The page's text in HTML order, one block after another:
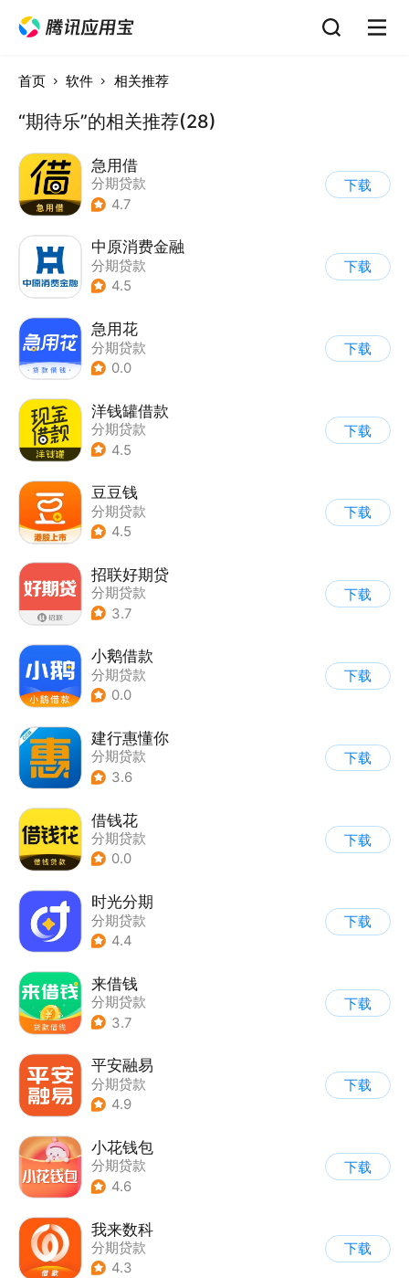
首页 软件 相关推荐
“期待乐”的相关推荐(28)
急用借
分期贷款
4.7
下载
中原消费金融
分期贷款
4.5
下载
急用花
分期贷款
0.0
下载
洋钱罐借款
分期贷款
4.5
下载
豆豆钱
分期贷款
4.5
下载
招联好期贷
分期贷款
3.7
下载
小鹅借款
分期贷款
0.0
下载
建行惠懂你
分期贷款
3.6
下载
借钱花
分期贷款
0.0
下载
时光分期
分期贷款
4.4
下载
来借钱
分期贷款
3.7
下载
平安融易
分期贷款
4.9
下载
小花钱包
分期贷款
4.6
下载
我来数科
分期贷款
4.3
下载